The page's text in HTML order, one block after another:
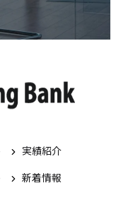
実績紹介
新着情報